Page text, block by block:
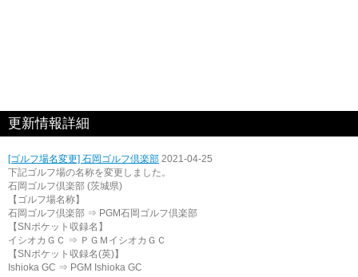
更新情報詳細
[ゴルフ場名変更] 石岡ゴルフ倶楽部 2021-04-25
下記ゴルフ場の名称を変更しました。
石岡ゴルフ倶楽部 (茨城県)
【ゴルフ場名称】
石岡ゴルフ倶楽部 ⇒ PGM石岡ゴルフ倶楽部
【SNポケット収録名】
イシオカＧＣ ⇒ ＰＧＭイシオカＧＣ
【SNポケット収録名(英)】
Ishioka GC ⇒ PGM Ishioka GC